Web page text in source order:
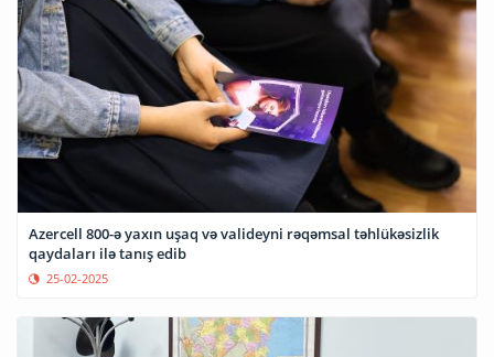
Azercell 800-ə yaxın uşaq və valideyni rəqəmsal təhlükəsizlik
qaydaları ilə tanış edib
25-02-2025